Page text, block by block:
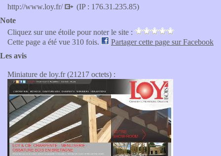
http://www.loy.fr/
(IP : 176.31.235.85)
Note
Cliquez sur une étoile pour noter le site :
Cette page a été vue 310 fois.
Partager cette page sur Facebook
Les avis
Miniature de loy.fr (21217 octets) :